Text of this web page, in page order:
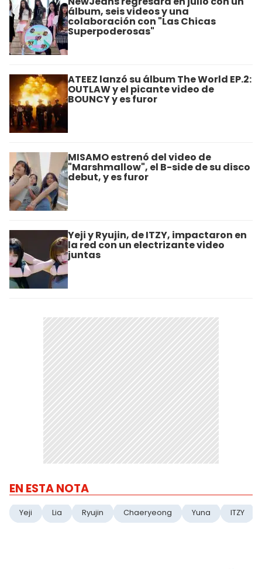
álbum, seis videos y una
colaboración con "Las Chicas
Superpoderosas"
ATEEZ lanzó su álbum The World EP.2:
OUTLAW y el picante video de
BOUNCY y es furor
MISAMO estrenó del video de
"Marshmallow", el B-side de su disco
debut, y es furor
Yeji y Ryujin, de ITZY, impactaron en
la red con un electrizante video
juntas
EN ESTA NOTA
Yeji Lia Ryujin Chaeryeong Yuna ITZY